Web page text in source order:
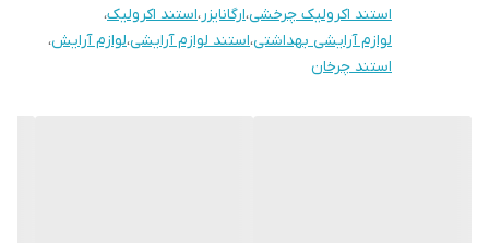
استند اکرولیک چرخشی،ارگانایزر،استند اکرولیک،
لوازم آرایشی بهداشتی،استند لوازم آرایشی،لوازم آرایش،
استند چرخان